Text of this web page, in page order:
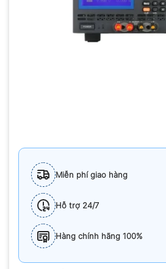
Miễn phí giao hàng
Hỗ trợ 24/7
Hàng chính hãng 100%